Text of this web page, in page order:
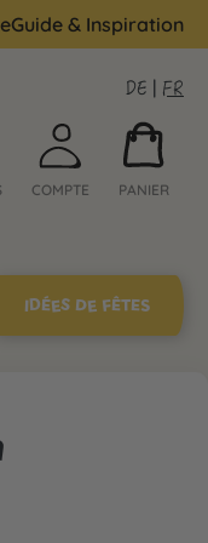
Guide & Inspiration
DE | FR
COMPTE PANIER
IDÉES DE FÊTES